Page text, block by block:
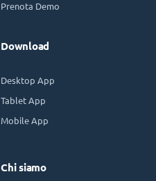
Prenota Demo
Download
Desktop App
Tablet App
Mobile App
Chi siamo